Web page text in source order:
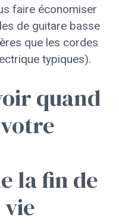
faire économiser
de guitare basse
que les cordes
typiques).
quand
la fin de